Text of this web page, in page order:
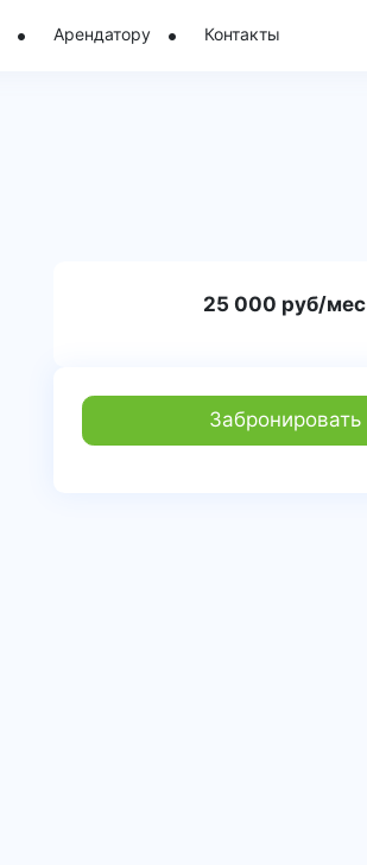
Арендатору Контакты
25 000 руб/мес
Забронировать